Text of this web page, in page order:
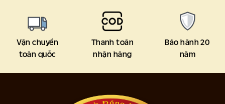
Vận chuyển
toàn quốc
Thanh toán
nhận hàng
Bảo hành 20
năm